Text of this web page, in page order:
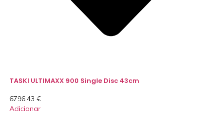
TASKI ULTIMAXX 900 Single Disc 43cm
6796,43 €
Adicionar